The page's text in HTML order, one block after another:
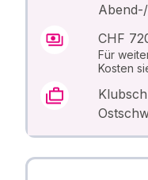
CHF
Für
Kosten